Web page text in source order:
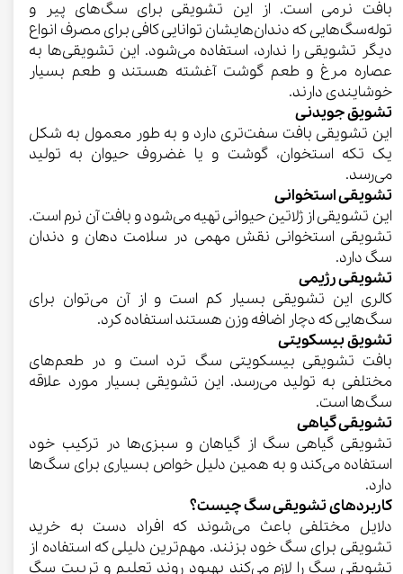
بافت نرمی است. از این تشویقی برای سگ‌های پیر و
توله‌سگ‌هایی که دندان‌هایشان توانایی کافی برای مصرف انواع
دیگر تشویقی را ندارد، استفاده می‌شود. این تشویقی‌ها به
عصاره مرغ و طعم گوشت آغشته هستند و طعم بسیار
خوشایندی دارند.
تشویق جویدنی
این تشویقی بافت سفت‌تری دارد و به طور معمول به شکل
یک تکه استخوان، گوشت و یا غضروف حیوان به تولید
می‌رسد.
تشویقی استخوانی
این تشویقی از ژلاتین حیوانی تهیه می‌شود و بافت آن نرم است.
تشویقی استخوانی نقش مهمی در سلامت دهان و دندان
سگ دارد.
تشویقی رژیمی
کالری این تشویقی بسیار کم است و از آن می‌توان برای
سگ‌هایی که دچار اضافه وزن هستند استفاده کرد.
تشویق بیسکویتی
بافت تشویقی بیسکویتی سگ ترد است و در طعم‌های
مختلفی به تولید می‌رسد. این تشویقی بسیار مورد علاقه
سگ‌ها است.
تشویقی گیاهی
تشویقی گیاهی سگ از گیاهان و سبزی‌ها در ترکیب خود
استفاده می‌کند و به همین دلیل خواص بسیاری برای سگ‌ها
دارد.
کاربردهای تشویقی سگ چیست؟
دلایل مختلفی باعث می‌شوند که افراد دست به خرید
تشویقی برای سگ خود بزنند. مهم‌ترین دلیلی که استفاده از
تشویقی سگ را لازم می‌کند بهبود روند تعلیم و تربیت سگ